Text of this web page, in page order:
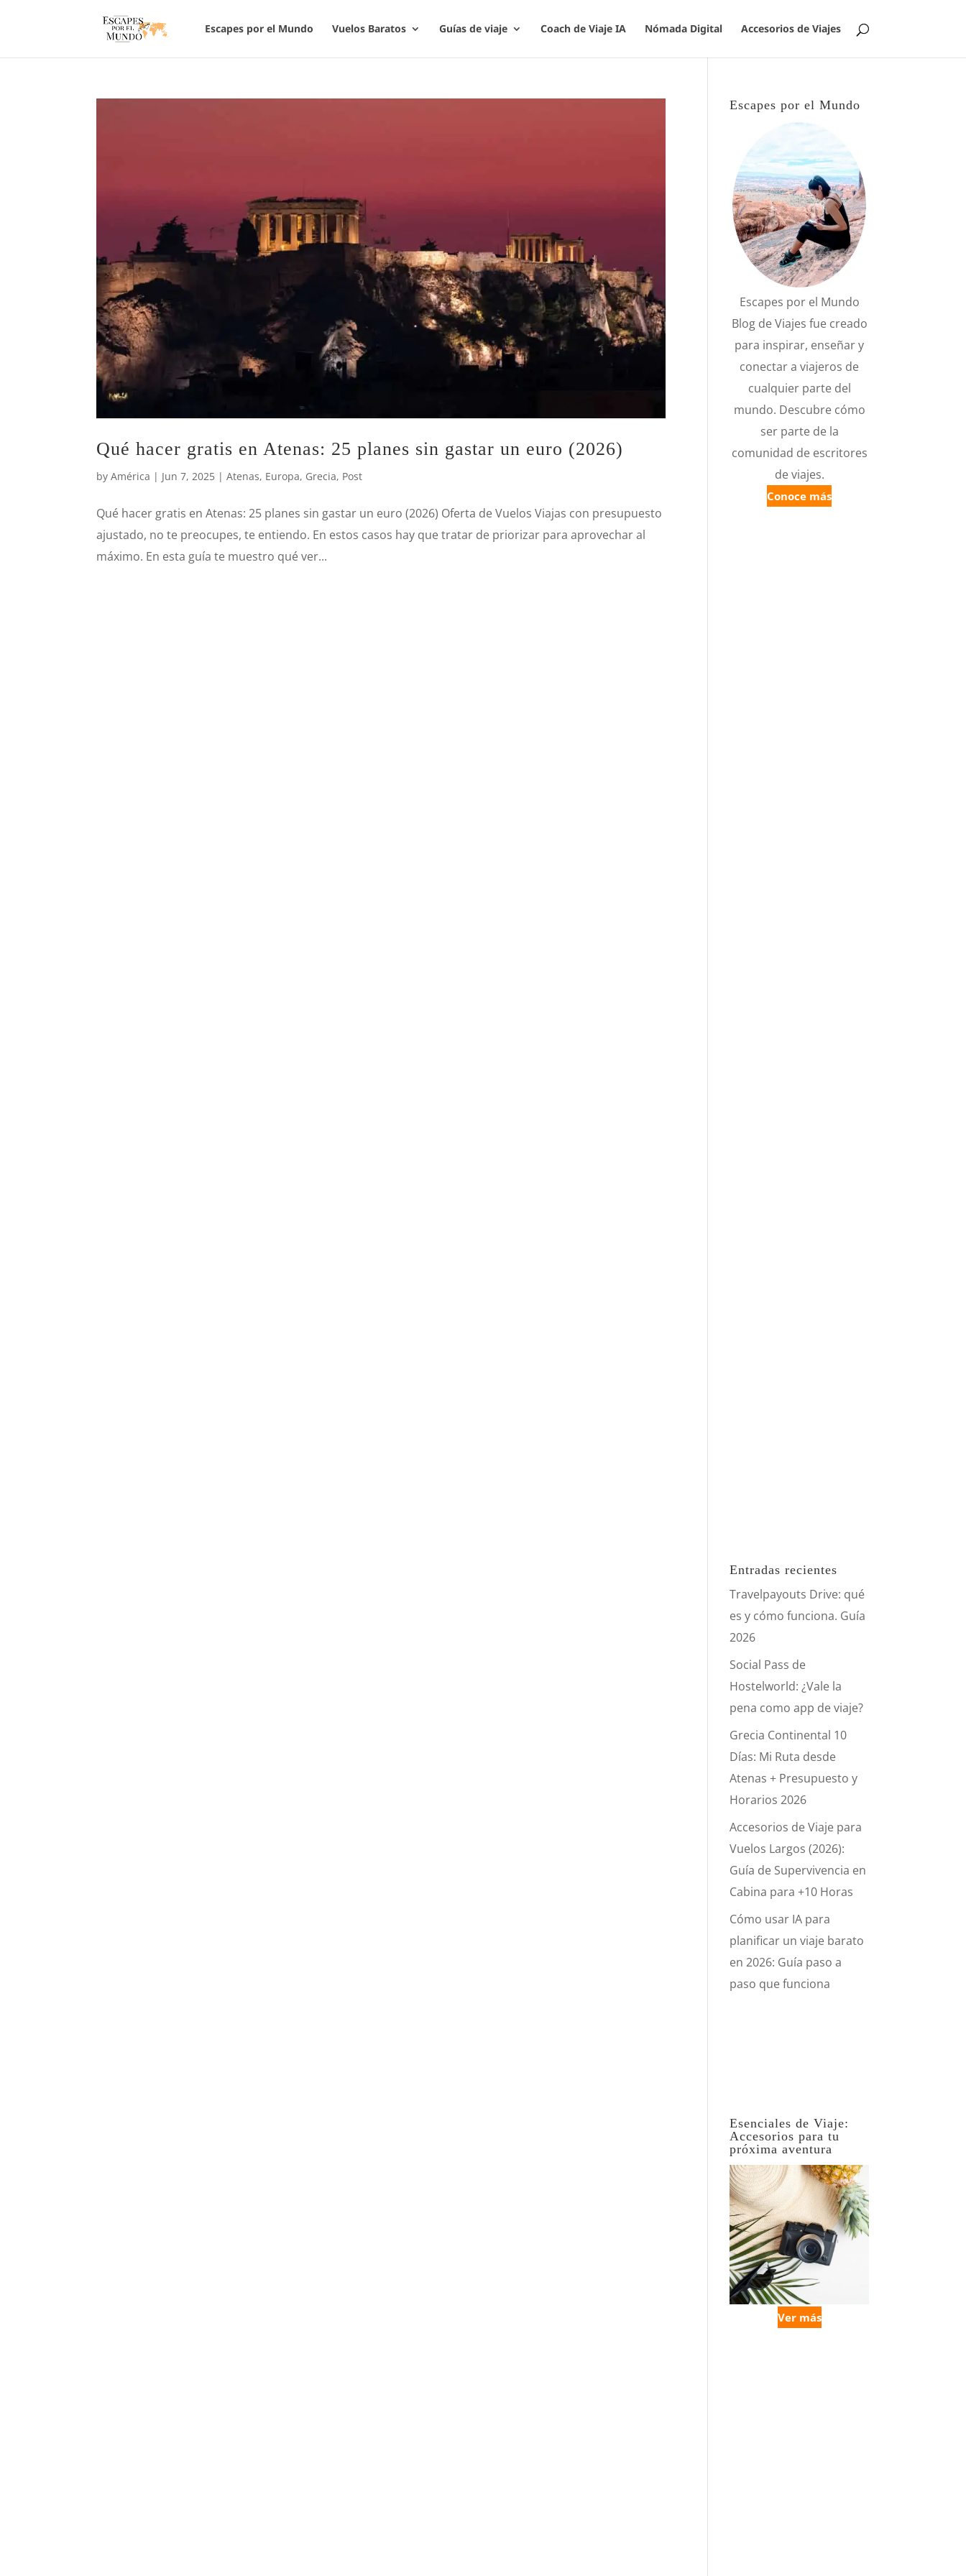
Escapes por el Mundo Vuelos Baratos Guías de viaje Coach de Viaje IA Nómada Digital Accesorios de Viajes
Qué hacer gratis en Atenas: 25 planes sin gastar un euro (2026)
byAmérica | Jun 7, 2025 |Atenas, Europa, Grecia, Post
Qué hacer gratis en Atenas: 25 planes sin gastar un euro (2026) Oferta de Vuelos Viajas con presupuesto
ajustado, no te preocupes, te entiendo. En estos casos hay que tratar de priorizar para aprovechar al
máximo. En esta guía te muestro qué ver...
Escapes por el Mundo
Escapes por el Mundo
Blog de Viajes fue creado
para inspirar, enseñar y
conectar a viajeros de
cualquier parte del
mundo. Descubre cómo
ser parte de la
comunidad de escritores
de viajes.
Conoce más
Entradas recientes
Travelpayouts Drive: qué
es y cómo funciona. Guía
2026
Social Pass de
Hostelworld: ¿Vale la
pena como app de viaje?
Grecia Continental 10
Días: Mi Ruta desde
Atenas + Presupuesto y
Horarios 2026
Accesorios de Viaje para
Vuelos Largos (2026):
Guía de Supervivencia en
Cabina para +10 Horas
Cómo usar IA para
planificar un viaje barato
en 2026: Guía paso a
paso que funciona
Esenciales de Viaje:
Accesorios para tu
próxima aventura
Ver más